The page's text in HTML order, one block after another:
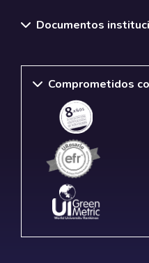
Documentos
Comprometidos